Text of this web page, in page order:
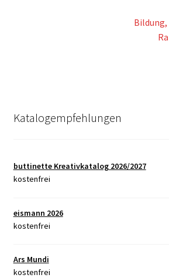
BeitragsnavigationBeitrag:
Bildung,
Katalogempfehlungen
buttinette Kreativkatalog 2026/2027
kostenfrei
eismann 2026
kostenfrei
Ars Mundi
kostenfrei